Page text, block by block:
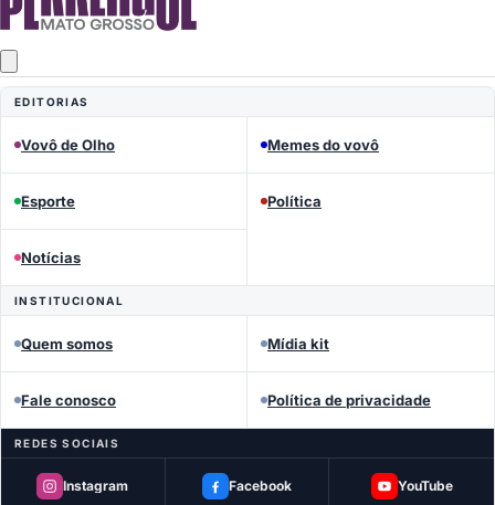
EDITORIAS
Vovô de Olho Memes do vovô
Esporte Política
Notícias
INSTITUCIONAL
Quem somos Mídia kit
Fale conosco Política de privacidade
REDES SOCIAIS
Instagram Facebook YouTube
MEMES DO VOVÔ
Perrengue Mato Grosso